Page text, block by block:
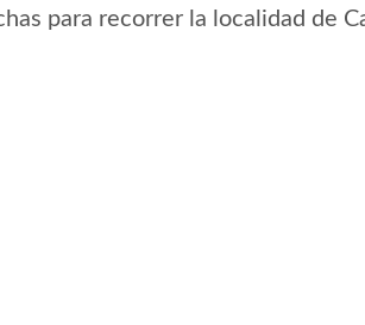
para recorrer la localidad de